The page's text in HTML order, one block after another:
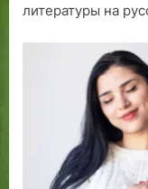
литературы на